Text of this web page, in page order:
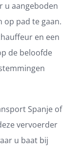
u aangeboden
op pad te gaan.
en een
de beloofde
Spanje of
vervoerder
u baat bij